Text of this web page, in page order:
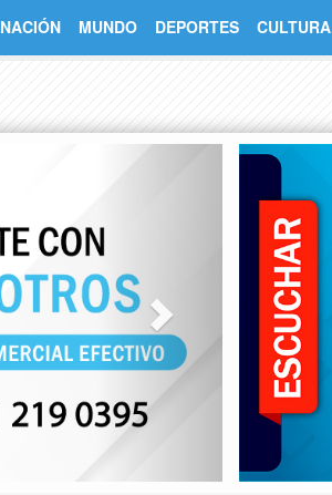
NACIÓN MUNDO DEPORTES CULTURA